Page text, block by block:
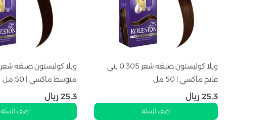
ويلا كوليستون صبغه شعر 305 0 بني
فاتح ماكسي | 50 مل
25.3 ريال
اضف للسلة
متوسط ماكسي | 50 مل
25.3 ريال
اضف للسلة